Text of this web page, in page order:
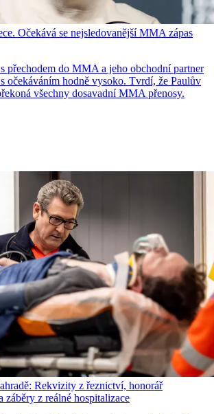
Očekává se nejsledovanější MMA zápas
přechodem do MMA a jeho obchodní partner
očekáváním hodně vysoko. Tvrdí, že Paulův
všechny dosavadní MMA přenosy.
Rekvizity z řeznictví, honorář
záběry z reálné hospitalizace